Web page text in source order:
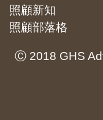
照顧新知
照顧部落格
Ⓒ 2018 GHS